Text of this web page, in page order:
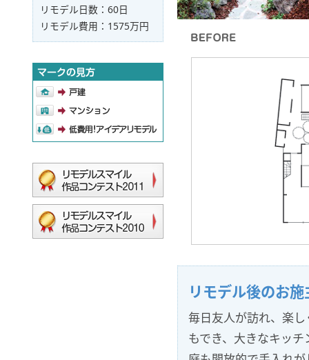
リモデル日数：60日
リモデル費用：1575万円
リモデル後のお
毎日友人が訪れ、楽
もでき、大きなキッ